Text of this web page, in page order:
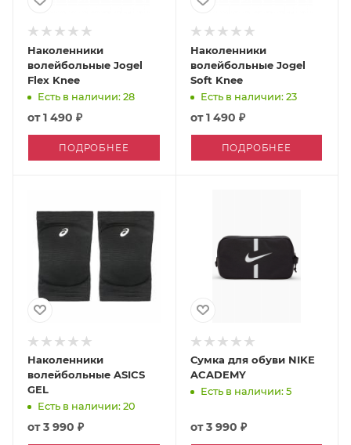
Наколенники
волейбольные Jogel
Flex Knee
Есть в наличии: 28
от1 490 ₽
ПОДРОБНЕЕ
Наколенники
волейбольные Jogel
Soft Knee
Есть в наличии: 23
от1 490 ₽
ПОДРОБНЕЕ
Наколенники
волейбольные ASICS
GEL
Есть в наличии: 20
от3 990 ₽
Сумка для обуви NIKE
ACADEMY
Есть в наличии: 5
от3 990 ₽